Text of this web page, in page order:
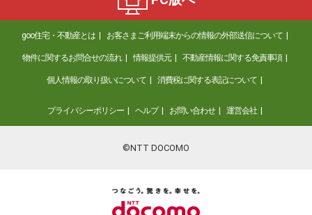
goo住宅・不動産とは お客さまご利用端末からの情報の外部送信について
物件に関するお問合せの流れ 情報提供元 不動産情報に関する免責事項
個人情報の取り扱いについて 消費税に関する表記について
プライバシーポリシー ヘルプ お問い合わせ 運営会社
©NTT DOCOMO